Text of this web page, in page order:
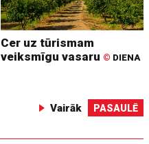
Cer uz tūrismam
veiksmīgu vasaru © DIENA
Vairāk PASAULĒ